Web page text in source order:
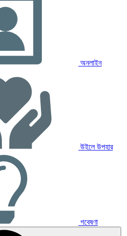
অনলাইন
উইলে উপহার
গবেষণা